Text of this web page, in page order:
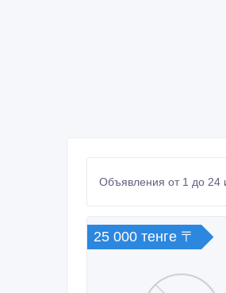
Объявления от 1 до 24
25 000 тенге 〒